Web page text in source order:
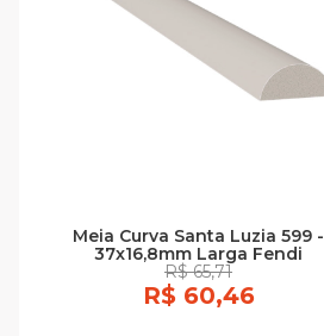
Meia Curva Santa Luzia 599 -
37x16,8mm Larga Fendi
R$ 65,71
R$ 60,46